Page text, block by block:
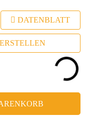
DATENBLATT